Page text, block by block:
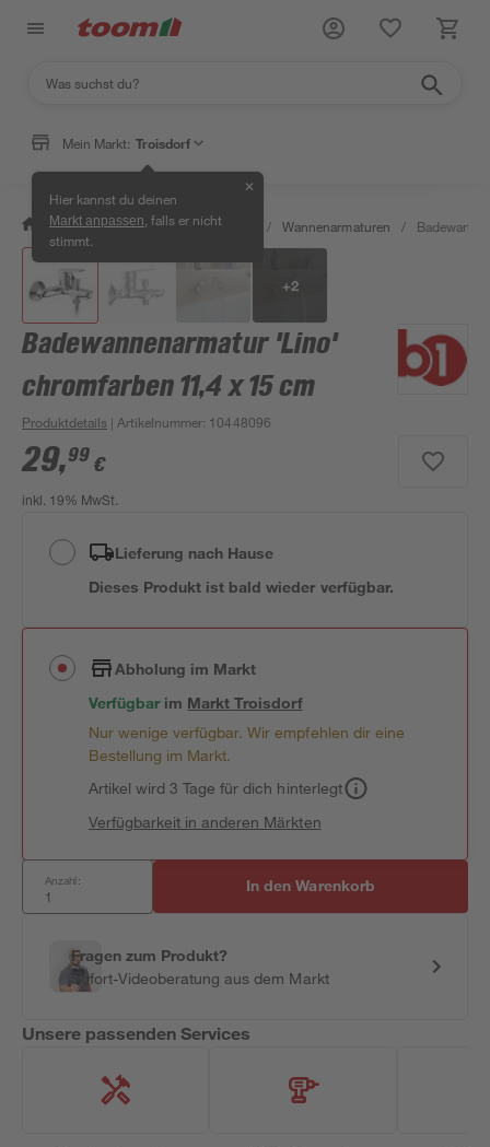
Mein Markt: Troisdorf
Hier kannst du deinen
Markt anpassen , falls er nicht
stimmt.
✕
/ Bad & Sanitär / Badarmaturen / Wannenarmaturen /
+2
Badewannenarmatur 'Lino'
chromfarben 11,4 x 15 cm
Produktdetails | Artikelnummer: 10448096
29,99 €
inkl. 19% MwSt.
Lieferung nach Hause
Dieses Produkt ist bald wieder verfügbar.
Abholung im Markt
Verfügbar im MarktTroisdorf
Nur wenige verfügbar. Wir empfehlen dir eine
Bestellung im Markt.
Artikel wird 3 Tage für dich hinterlegt
Verfügbarkeit in anderen Märkten
Anzahl: In den Warenkorb
Fragen zum Produkt?
Sofort-Videoberatung aus dem Markt
Unsere passenden Services